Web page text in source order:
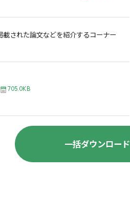
載された論文などを紹介するコーナー
705.0KB
一括ダウンロード